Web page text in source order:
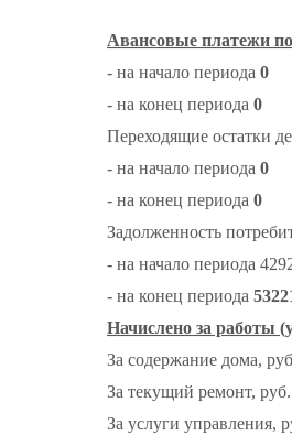
Авансовые платежи
- на начало периода 0
- на конец периода 0
Переходящие остатки
- на начало периода 0
- на конец периода 0
Задолженность
- на начало периода
- на конец периода
Начислено за работы
За содержание дома,
За текущий ремонт,
За услуги управления,